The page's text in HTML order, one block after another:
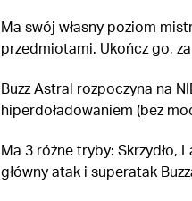
Ma swój własny poziom
przedmiotami. Ukończ go,
Buzz Astral rozpoczyna na
hiperdoładowaniem (bez
Ma 3 różne tryby: Skrzydło,
główny atak i superatak